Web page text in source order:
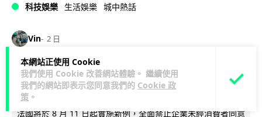
本網站正使用 Cookie
我們使用 Cookie 改善網站體驗。 繼續使用
我們的網站即表示您同意我們的 Cookie 政
策 。
科技娛樂 生活娛樂 城中熱話
Vin 2 日
法國 8 月 11 日出新例 未經同意嚴禁
Cold Call 違規企業最高罰 345 萬
法國將於 8 月 11 日起實施新例，全面禁止企業未經消費者同意